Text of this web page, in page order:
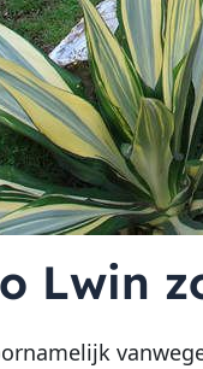
Lwin